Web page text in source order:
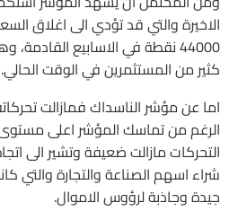
الاخيرة والتي قد تؤدي الى اغلاق
44000 نقطة في الاسابيع
كثير من المستثمرين في الوقت الحالي.
اما عن مؤشر الناسداك فمازالت
التحركات مازالت ضعيفة وتشير الى
شراء اسهم الصناعة والتجارة والتي
جيدة وجاذبة لرؤوس الاموال.